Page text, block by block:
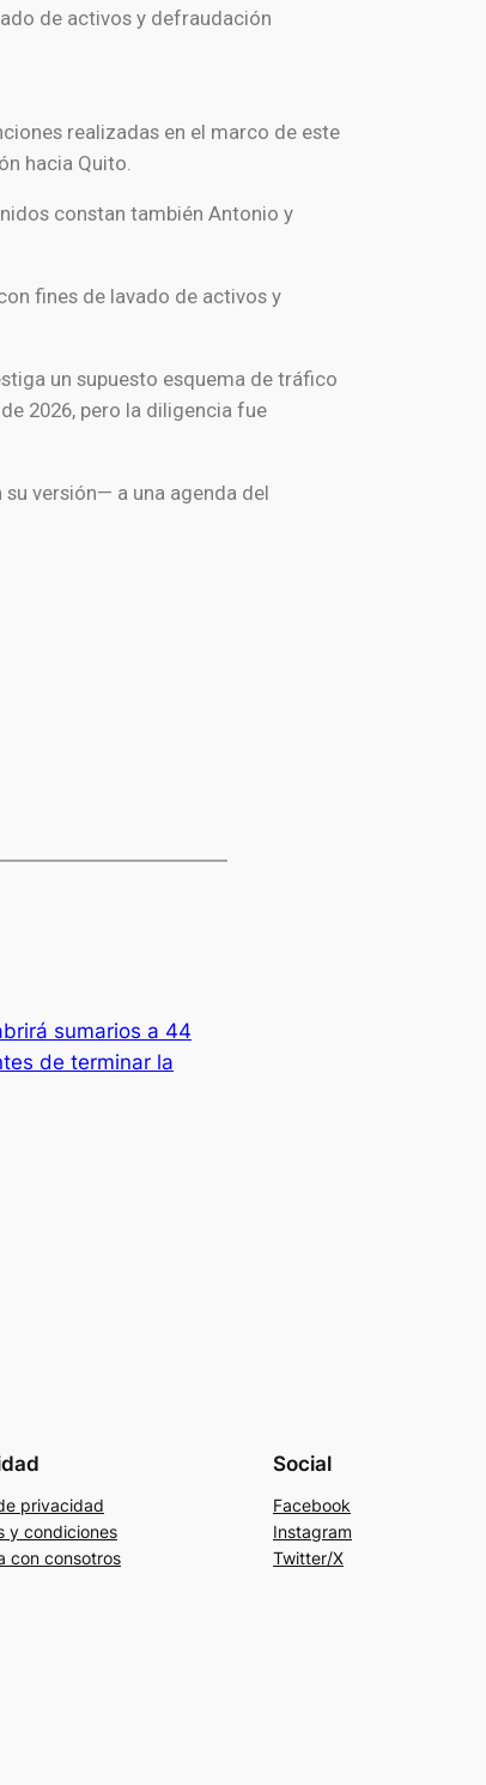
de activos y defraudación
realizadas en el marco de este
hacia Quito.
constan también Antonio y
fines de lavado de activos y
un supuesto esquema de tráfico
2026, pero la diligencia fue
versión— a una agenda del
sumarios a 44
de terminar la
privacidad
y condiciones
con consotros
Social
Facebook
Instagram
Twitter/X